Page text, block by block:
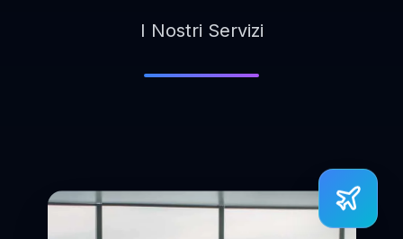
I Nostri Servizi